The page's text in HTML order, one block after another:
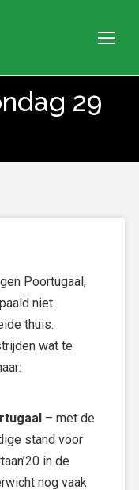
29
Poortugaal,
niet
thuis.
wat te
– met de
stand voor
in de
nog vaak